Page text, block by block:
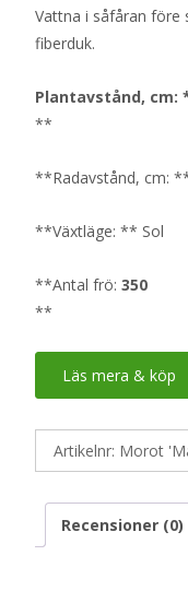
Vattna i såfåran före
fiberduk.
Plantavstånd, cm:
**
**Radavstånd, cm:
**Växtläge: ** Sol
**Antal frö: 350
**
Läs mera & köp
Artikelnr: Morot
Recensioner (0)